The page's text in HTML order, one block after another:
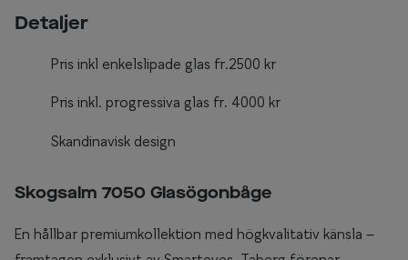
Detaljer
Pris inkl enkelslipade glas fr.2500 kr
Pris inkl. progressiva glas fr. 4000 kr
Skandinavisk design
Skogsalm 7050 Glasögonbåge
En hållbar premiumkollektion med högkvalitativ känsla –